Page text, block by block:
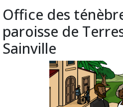
Office des
paroisse de
Sainville